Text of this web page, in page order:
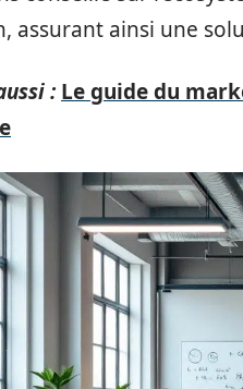
assurant ainsi une
: Le guide du